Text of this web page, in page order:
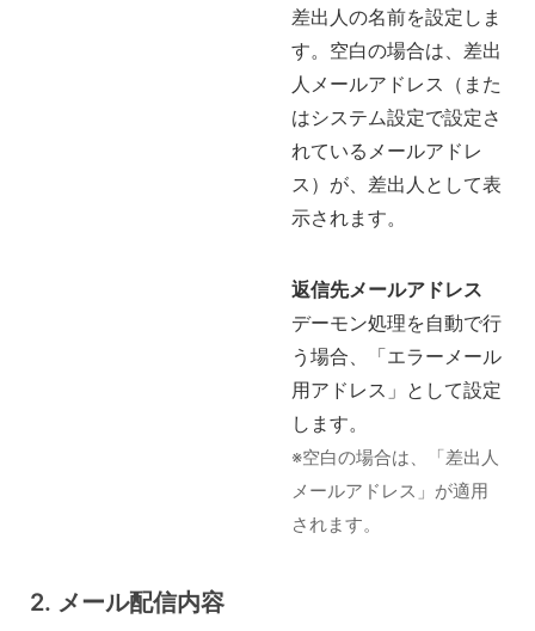
差出人の名前を設定しま
す。空白の場合は、差出
人メールアドレス（また
はシステム設定で設定さ
れているメールアドレ
ス）が、差出人として表
示されます。
返信先メールアドレス
デーモン処理を自動で行
う場合、「エラーメール
用アドレス」として設定
します。
※空白の場合は、「差出人
メールアドレス」が適用
されます。
2. メール配信内容